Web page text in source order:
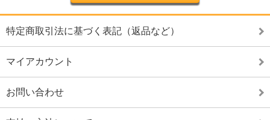
特定商取引法に基づく表記（返品など）
マイアカウント
お問い合わせ